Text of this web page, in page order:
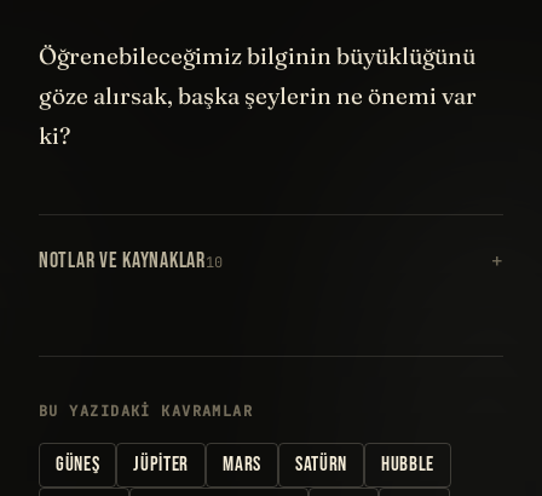
Öğrenebileceğimiz bilginin büyüklüğünü
göze alırsak, başka şeylerin ne önemi var
ki?
NOTLAR VE KAYNAKLAR10
BU YAZIDAKI KAVRAMLAR
GÜNEŞ JÜPITER MARS SATÜRN
HUBBLE